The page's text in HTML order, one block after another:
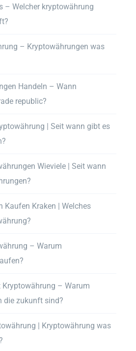
– Welcher kryptowährung
– Kryptowährungen was
Handeln – Wann
republic?
| Seit wann gibt es
Wieviele | Seit wann
Kaufen Kraken | Welches
– Warum
Kryptowährung – Warum
die zukunft sind?
| Kryptowährung was